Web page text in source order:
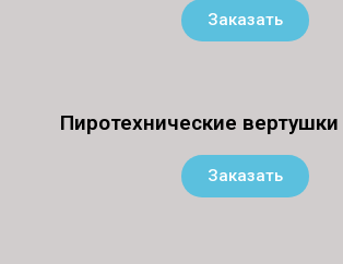
Заказать
Пиротехнические
Заказать